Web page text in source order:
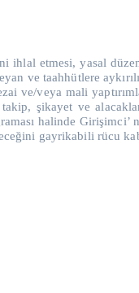
ihlal etmesi, yasal
ve taahhütlere
veya mali
şikayet ve
halinde Girişimci’
gayrikabili rücu